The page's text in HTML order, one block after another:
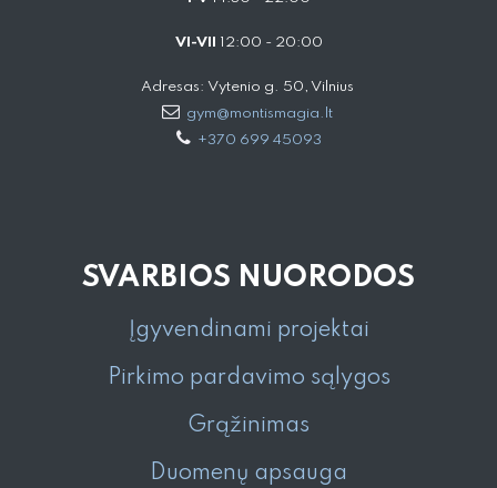
VI-VII 12:00 - 20:00
Adresas: Vytenio g. 50, Vilnius
gym@montismagia.lt
+370 699 45093
SVARBIOS NUORODOS
Įgyvendinami projektai
Pirkimo pardavimo sąlygos
Grąžinimas
Duomenų apsauga